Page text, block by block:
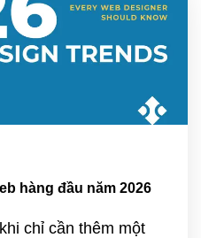
hàng đầu năm 2026
chỉ cần thêm một